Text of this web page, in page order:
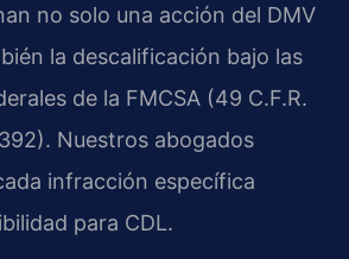
no solo una acción del DMV
la descalificación bajo las
de la FMCSA (49 C.F.R.
Nuestros abogados
infracción específica
para CDL.